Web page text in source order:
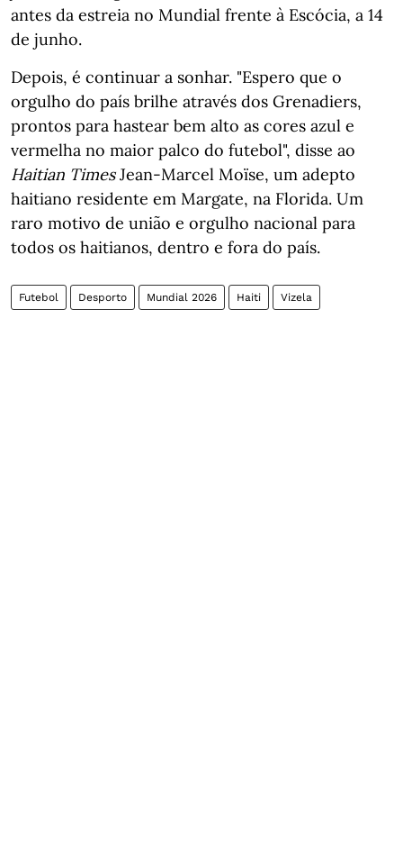
antes da estreia no Mundial frente à Escócia, a 14
de junho.
Depois, é continuar a sonhar. "Espero que o
orgulho do país brilhe através dos Grenadiers,
prontos para hastear bem alto as cores azul e
vermelha no maior palco do futebol", disse ao
Haitian TimesJean-Marcel Moïse, um adepto
haitiano residente em Margate, na Florida. Um
raro motivo de união e orgulho nacional para
todos os haitianos, dentro e fora do país.
Futebol Desporto Mundial 2026 Haiti Vizela